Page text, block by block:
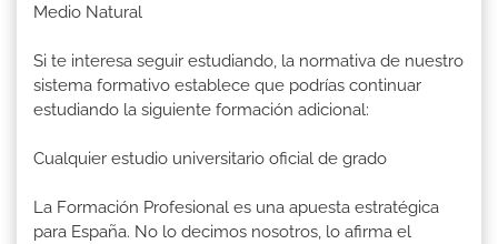
Medio Natural
Si te interesa seguir estudiando, la normativa de nuestro
sistema formativo establece que podrías continuar
estudiando la siguiente formación adicional:
Cualquier estudio universitario oficial de grado
La Formación Profesional es una apuesta estratégica
para España. No lo decimos nosotros, lo afirma el